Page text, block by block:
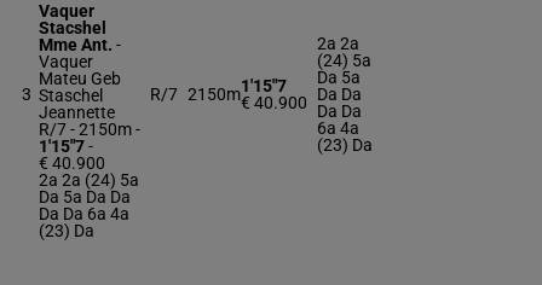
3
Vaquer
Stacshel
Mme Ant. -
Vaquer
Mateu Geb
Staschel
Jeannette
R/7 - 2150m-
1'15"7-
€ 40.900
2a 2a (24) 5a
Da 5a Da Da
Da Da 6a 4a
(23) Da
R/7 2150m1'15"7
€ 40.900
2a 2a
(24) 5a
Da 5a
Da Da
Da Da
6a 4a
(23) Da